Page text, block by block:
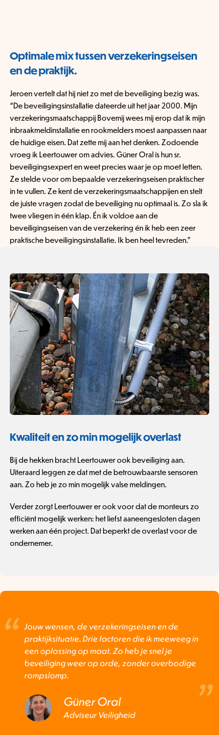
Optimale mix tussen verzekeringseisen
en de praktijk.
Jeroen vertelt dat hij niet zo met de beveiliging bezig was.
“De beveiligingsinstallatie dateerde uit het jaar 2000. Mijn
verzekeringsmaatschappij Bovemij wees mij erop dat ik mijn
inbraakmeldinstallatie en rookmelders moest aanpassen naar
de huidige eisen. Dat zette mij aan het denken. Zodoende
vroeg ik Leertouwer om advies. Güner Oral is hun sr.
beveiligingsexpert en weet precies waar je op moet letten.
Ze stelde voor om bepaalde verzekeringseisen praktischer
in te vullen. Ze kent de verzekeringsmaatschappijen en stelt
de juiste vragen zodat de beveiliging nu optimaal is. Zo sla ik
twee vliegen in één klap. Én ik voldoe aan de
beveiligingseisen van de verzekering én ik heb een zeer
praktische beveiligingsinstallatie. Ik ben heel tevreden.”
Kwaliteit en zo min mogelijk overlast
Bij de hekken bracht Leertouwer ook beveiliging aan.
Uiteraard leggen ze dat met de betrouwbaarste sensoren
aan. Zo heb je zo min mogelijk valse meldingen.
Verder zorgt Leertouwer er ook voor dat de monteurs zo
efficiënt mogelijk werken: het liefst aaneengesloten dagen
werken aan één project. Dat beperkt de overlast voor de
ondernemer.
Jouw wensen, de verzekeringseisen en de
praktijksituatie. Drie factoren die ik meeweeg in
een oplossing op maat. Zo heb je snel je
beveiliging weer op orde, zonder overbodige
rompslomp.
Güner Oral
Adviseur Veiligheid